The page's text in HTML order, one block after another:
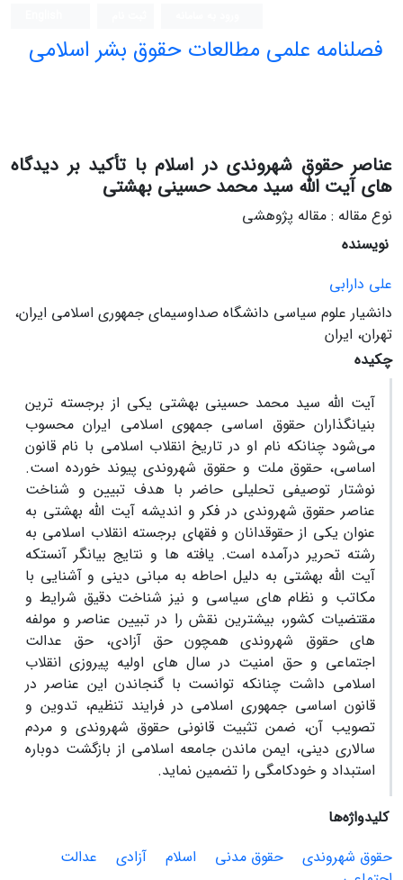
فصلنامه علمی مطالعات حقوق بشر اسلامی
عناصر حقوق شهروندی در اسلام با تأکید بر دیدگاه
های آیت الله سید محمد حسینی بهشتی
نوع مقاله : مقاله پژوهشی
نویسنده
علی دارابی
دانشیار علوم سیاسی دانشگاه صداوسیمای جمهوری اسلامی ایران،
تهران، ایران
چکیده
آیت الله سید محمد حسینی بهشتی یکی از برجسته ترین
بنیانگذاران حقوق اساسی جمهوی اسلامی ایران محسوب
می‌شود چنانکه نام او در تاریخ انقلاب اسلامی با نام قانون
اساسی، حقوق ملت و حقوق شهروندی پیوند خورده است.
نوشتار توصیفی تحلیلی حاضر با هدف تبیین و شناخت
عناصر حقوق شهروندی در فکر و اندیشه آیت الله بهشتی به
عنوان یکی از حقوقدانان و فقهای برجسته انقلاب اسلامی به
رشته تحریر درآمده است. یافته ها و نتایج بیانگر آنستکه
آیت الله بهشتی به دلیل احاطه به مبانی دینی و آشنایی با
مکاتب و نظام های سیاسی و نیز شناخت دقیق شرایط و
مقتضیات کشور، بیشترین نقش را در تبیین عناصر و مولفه
های حقوق شهروندی همچون حق آزادی، حق عدالت
اجتماعی و حق امنیت در سال های اولیه پیروزی انقلاب
اسلامی داشت چنانکه توانست با گنجاندن این عناصر در
قانون اساسی جمهوری اسلامی در فرایند تنظیم، تدوین و
تصویب آن، ضمن تثبیت قانونی حقوق شهروندی و مردم
سالاری دینی، ایمن ماندن جامعه اسلامی از بازگشت دوباره
استبداد و خودکامگی را تضمین نماید.
کلیدواژه‌ها
حقوق شهروندی
حقوق مدنی اسلام آزادی
عدالت